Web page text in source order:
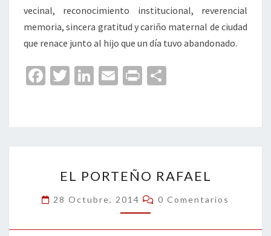
vecinal, reconocimiento institucional, reverencial
memoria, sincera gratitud y cariño maternal de ciudad
que renace junto al hijo que un día tuvo abandonado.
Fa
o
o
T
er
Li
dI
n
E
l
Pr
p
ar
tir
PORTEÑO
RAFAEL
EL PORTEÑO RAFAEL
28 Octubre, 2014 Comentarios
0 Comentarios